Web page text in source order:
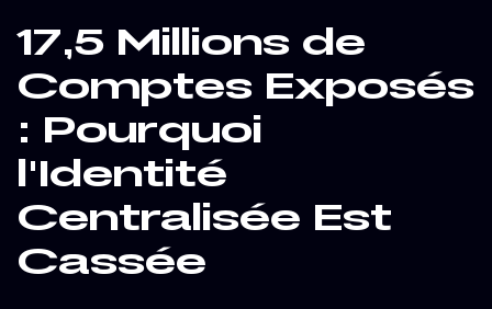
17,5 Millions de
Comptes Exposés
: Pourquoi
l'Identité
Centralisée Est
Cassée